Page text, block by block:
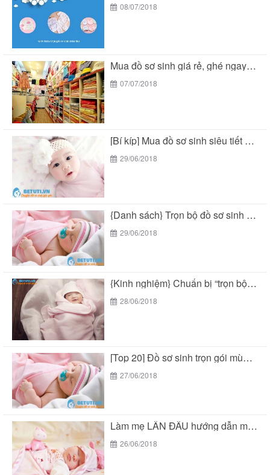
08/07/2018
Mua đồ sơ sinh giá rẻ, ghé ngay Bé...
07/07/2018
[Bí kíp] Mua đồ sơ sinh siêu tiết kiệm...
29/06/2018
{Danh sách} Trọn bộ đồ sơ sinh mùa hè...
29/06/2018
{Kinh nghiệm} Chuẩn bị “trọn bộ đồ sơ sinh...
28/06/2018
[Top 20] Đồ sơ sinh trọn gói mùa hè...
27/06/2018
Làm mẹ LẦN ĐẦU hướng dẫn mua “đồ sơ...
26/06/2018